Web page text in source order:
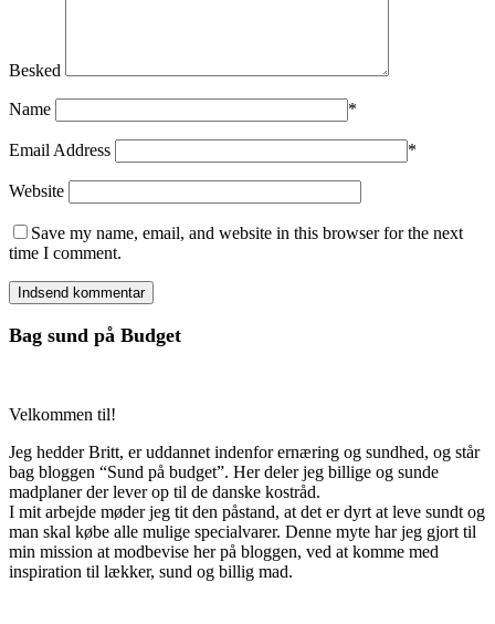
Besked
Name *
Email Address *
Website
Save my name, email, and website in this browser for the next
time I comment.
Bag sund på Budget
Velkommen til!
Jeg hedder Britt, er uddannet indenfor ernæring og sundhed, og står
bag bloggen “Sund på budget”. Her deler jeg billige og sunde
madplaner der lever op til de danske kostråd.
I mit arbejde møder jeg tit den påstand, at det er dyrt at leve sundt og
man skal købe alle mulige specialvarer. Denne myte har jeg gjort til
min mission at modbevise her på bloggen, ved at komme med
inspiration til lækker, sund og billig mad.